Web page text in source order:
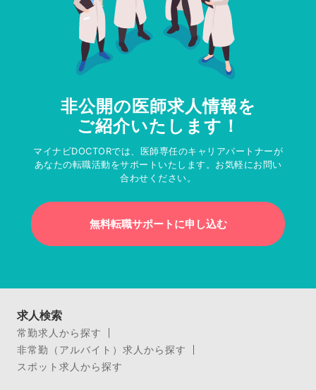
非公開の医師求人情報を
ご紹介いたします！
マイナビDOCTORでは、医師専任のキャリアパートナーが
あなたの転職活動をサポートいたします。お気軽にお問い
合わせください。
無料転職サポートに申し込む
求人検索
常勤求人から探す
非常勤（アルバイト）求人から探す
スポット求人から探す